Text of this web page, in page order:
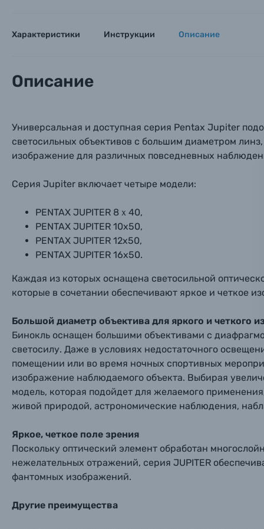
Тема
Тема
Фотокамеры моментальной печати
Вспышки для фотоаппаратов
Электроника
Фоторамки
Фотоальбомы
Книги о фотографии, альбомы известных
Солнцезащитные очки
Б/У фототехника (Комиссионные товары)
Уценённые товары
Заказ
Вами с
Нажимая
Характеристики Инструкции Описание
Описание
Универсальная и доступная серия Pentax Jupiter
светосильных объективов с большим диаметром
изображение для различных повседневных
Серия Jupiter включает четыре модели:
PENTAX JUPITER 8ｘ40,
PENTAX JUPITER 10x50,
PENTAX JUPITER 12x50,
PENTAX JUPITER 16x50.
Каждая из которых оснащена светосильной
которые в сочетании обеспечивают яркое и четкое
Большой диаметр объектива для яркого и четкого
Бинокль оснащен большими объективами с
светосилу. Даже в условиях недостаточного
помещении или во время ночных спортивных
изображение наблюдаемого объекта. Выбирая
модель, которая подойдет для желаемого
живой природой, астрономические наблюдения,
Яркое, четкое поле зрения
Поскольку оптический элемент обработан
нежелательных отражений, серия JUPITER
фантомных изображений.
Другие преимущества
Тема